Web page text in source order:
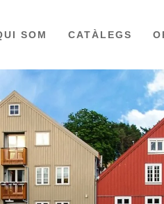
SOM CATÀLEGS